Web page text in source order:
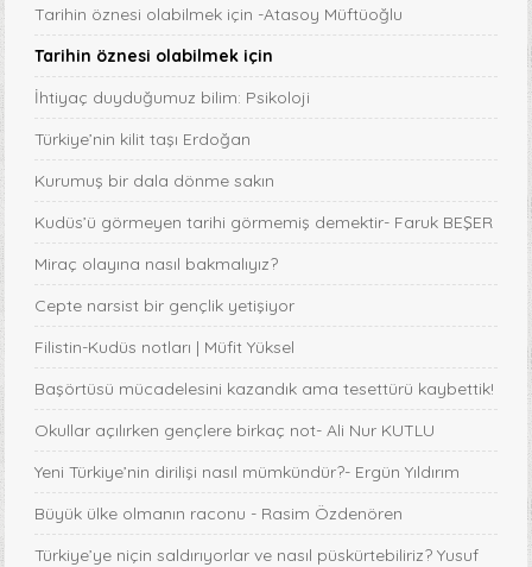
Tarihin öznesi olabilmek için -Atasoy Müftüoğlu
Tarihin öznesi olabilmek için
İhtiyaç duyduğumuz bilim: Psikoloji
Türkiye’nin kilit taşı Erdoğan
Kurumuş bir dala dönme sakın
Kudüs’ü görmeyen tarihi görmemiş demektir- Faruk BEŞER
Miraç olayına nasıl bakmalıyız?
Cepte narsist bir gençlik yetişiyor
Filistin-Kudüs notları | Müfit Yüksel
Başörtüsü mücadelesini kazandık ama tesettürü kaybettik!
Okullar açılırken gençlere birkaç not- Ali Nur KUTLU
Yeni Türkiye’nin dirilişi nasıl mümkündür?- Ergün Yıldırım
Büyük ülke olmanın raconu - Rasim Özdenören
Türkiye’ye niçin saldırıyorlar ve nasıl püskürtebiliriz? Yusuf